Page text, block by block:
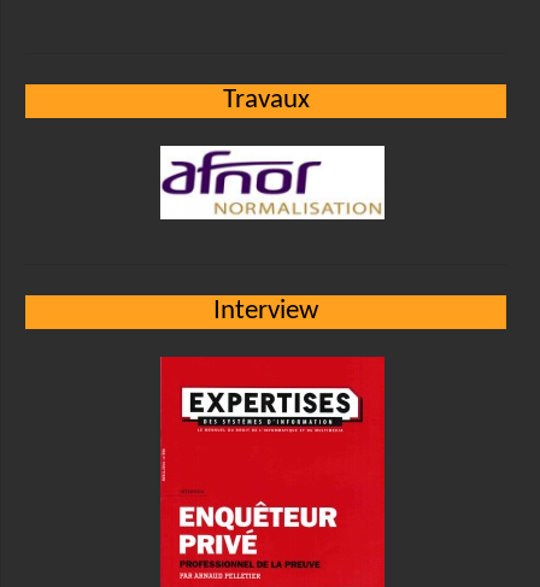
Travaux
Interview